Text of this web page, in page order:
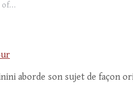
of…
aborde son sujet de façon